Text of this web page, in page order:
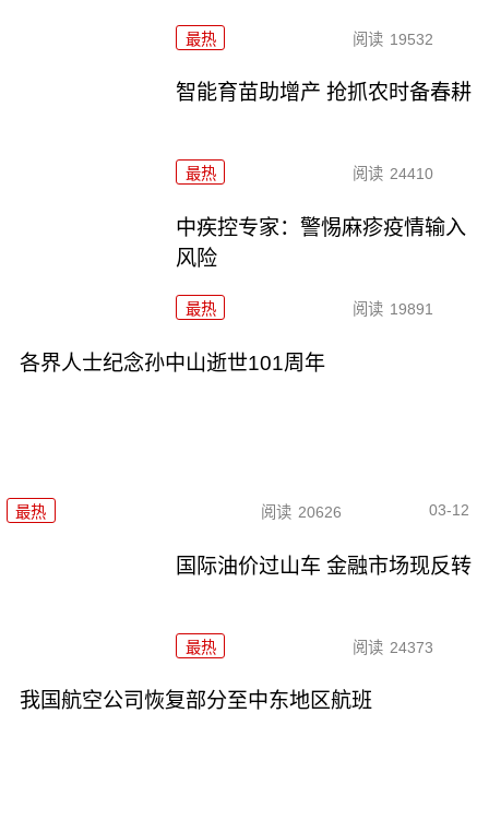
最热 阅读 19532
智能育苗助增产 抢抓农时备春耕
最热 阅读 24410
中疾控专家：警惕麻疹疫情输入
风险
最热 阅读 19891
各界人士纪念孙中山逝世101周年
最热 阅读 20626 03-12
国际油价过山车 金融市场现反转
最热 阅读 24373
我国航空公司恢复部分至中东地区航班